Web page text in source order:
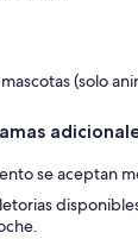
(solo
se aceptan